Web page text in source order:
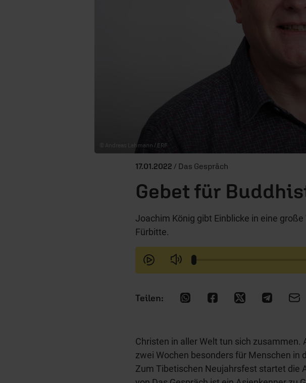
© Andreas Lehmann / ERF
17.01.2022 / Das Gespräch
Gebet für
Joachim König gibt Einblicke in eine
Fürbitte.
Christen in aller Welt tun sich zusammen.
zwei Wochen besonders für Menschen in
Zum Tibetischen Neujahrsfest startet die